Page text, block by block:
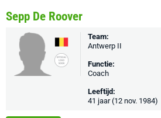
Sepp De Roover
Team:
Antwerp II
Functie:
Coach
Leeftijd:
41 jaar (12 nov. 1984)